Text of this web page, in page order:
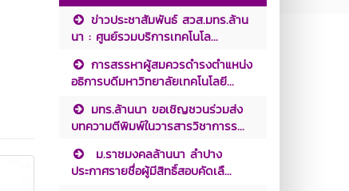
ข่าวประชาสัมพันธ์ สวส.มทร.ล้าน
นา : ศูนย์รวมบริการเทคโนโล...
การสรรหาผู้สมควรดำรงตำแหน่ง
อธิการบดีมหาวิทยาลัยเทคโนโลยี...
มทร.ล้านนา ขอเชิญชวนร่วมส่ง
บทความตีพิมพ์ในวารสารวิชาการร...
ม.ราชมงคลล้านนา ลำปาง
ประกาศรายชื่อผู้มีสิทธิ์สอบคัดเลื...